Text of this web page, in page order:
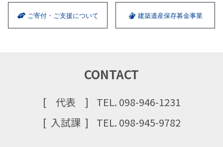
ご寄付・ご支援について 建築遺産保存募金事業
CONTACT
代表
TEL. 098-946-1231
⼊試課
TEL. 098-945-9782